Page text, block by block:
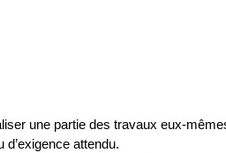
une partie des travaux eux-
attendu.